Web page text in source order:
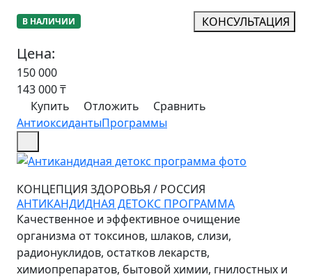
В НАЛИЧИИ КОНСУЛЬТАЦИЯ
Цена:
150 000
143 000₸
Купить
Отложить
Сравнить
АнтиоксидантыПрограммы
КОНЦЕПЦИЯ ЗДОРОВЬЯ / РОССИЯ
АНТИКАНДИДНАЯ ДЕТОКС ПРОГРАММА
Качественное и эффективное очищение
организма от токсинов, шлаков, слизи,
радионуклидов, остатков лекарств,
химиопрепаратов, бытовой химии, гнилостных и